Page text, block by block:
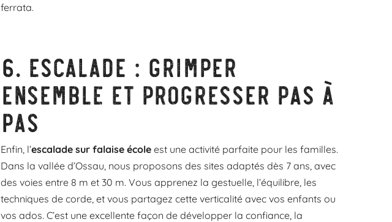
ferrata.
6. Escalade : grimper
ensemble et progresser pas à
pas
Enfin, l’escalade sur falaise écoleest une activité parfaite pour les familles.
Dans la vallée d’Ossau, nous proposons des sites adaptés dès 7 ans, avec
des voies entre 8 m et 30 m. Vous apprenez la gestuelle, l’équilibre, les
techniques de corde, et vous partagez cette verticalité avec vos enfants ou
vos ados. C’est une excellente façon de développer la confiance, la